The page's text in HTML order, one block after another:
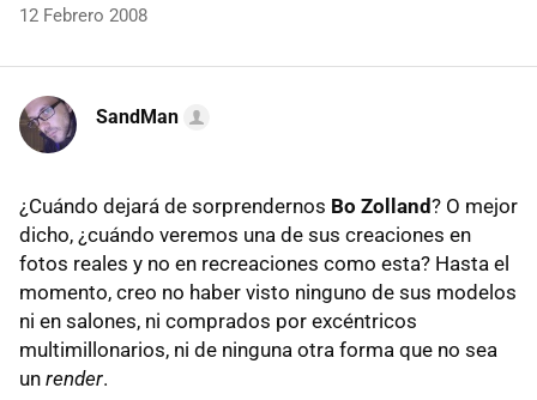
12 Febrero 2008
SandMan
¿Cuándo dejará de sorprendernos Bo Zolland? O mejor
dicho, ¿cuándo veremos una de sus creaciones en
fotos reales y no en recreaciones como esta? Hasta el
momento, creo no haber visto ninguno de sus modelos
ni en salones, ni comprados por excéntricos
multimillonarios, ni de ninguna otra forma que no sea
un render.